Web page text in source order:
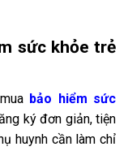
sức khỏe trẻ
bảo hiểm sức
ký đơn giản, tiện
huynh cần làm chỉ